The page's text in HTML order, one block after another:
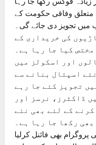
متعلق وفاقی حکومت کے
تجویز دی جائے گی۔
کی خریداری کے
کیا جا رہا ہے۔
اور اسکولز میں
اسپتال بنانے سے
تجویز کئے جا رہے
ڈاکٹرز، نرسز اور
کے لئے بھی نئے
رکھا جا رہا ہے۔
پروگرام بھی فائنل کرلیا